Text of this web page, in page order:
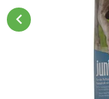
Jednotlivé plemená
chevron_left